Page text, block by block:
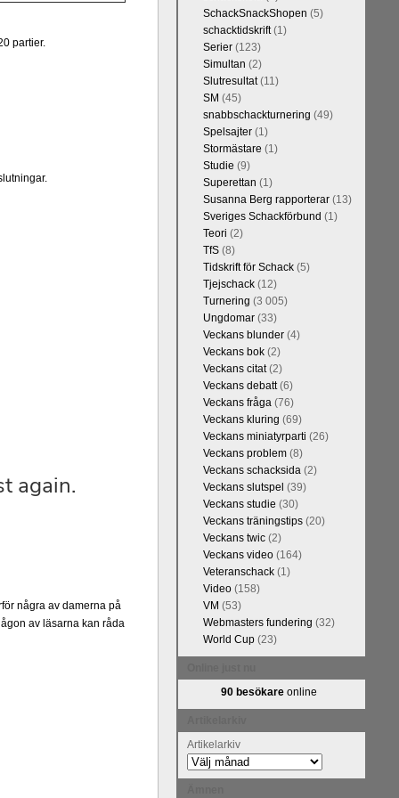
skriverier i
ha lyft
super-GM-
efter
snabbare
konst.
finns
partier.
några av damerna på
av läsarna kan råda
SchackSnackShopen (5)
schacktidskrift(1)
Serier(123)
Simultan (2)
Slutresultat(11)
SM (45)
snabbschackturnering (49)
Spelsajter(1)
Stormästare (1)
Studie (9)
Superettan (1)
Susanna Berg rapporterar(13)
Sveriges Schackförbund (1)
Teori (2)
TfS(8)
Tidskrift för Schack(5)
Tjejschack(12)
Turnering (3 005)
Ungdomar(33)
Veckans blunder(4)
Veckans bok(2)
Veckans citat(2)
Veckans debatt(6)
Veckans fråga(76)
Veckans kluring (69)
Veckans miniatyrparti (26)
Veckans problem(8)
Veckans schacksida(2)
Veckans slutspel (39)
Veckans studie (30)
Veckans träningstips(20)
Veckans twic(2)
Veckans video(164)
Veteranschack(1)
Video(158)
VM (53)
Webmasters fundering (32)
World Cup(23)
90 besökareonline
Artikelarkiv